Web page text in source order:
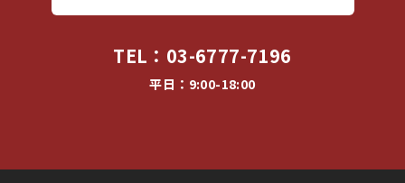
TEL： 03-6777-7196
平日：9:00-18:00